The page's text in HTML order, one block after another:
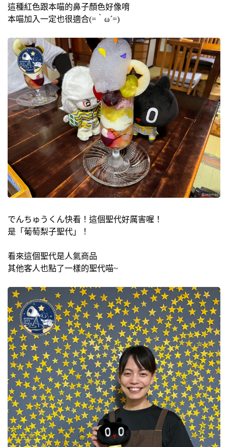
這種紅色跟本喵的鼻子顏色好像唷
本喵加入一定也很適合(=｀ω´=)
でんちゅうくん快看！這個聖代好厲害喔！
是「葡萄梨子聖代」！
看來這個聖代是人氣商品
其他客人也點了一樣的聖代喵~